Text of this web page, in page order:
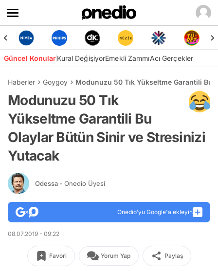
Güncel KonularKural DeğişiyorEmekli ZammıAcı Gerçekler
Haberler Goygoy Modunuzu 50 Tık Yükseltme Garantili
Modunuzu 50 Tık
Yükseltme Garantili Bu
Olaylar Bütün Sinir ve Stresinizi
Yutacak
Odessa - Onedio Üyesi
Onedio’yu Google'a ekleyin
08.07.2019 - 09:22
Favori Yorum Yap Paylaş